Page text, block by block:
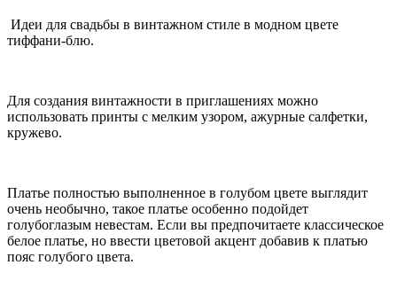
Идеи для свадьбы в винтажном стиле в модном цвете
тиффани-блю.
Для создания винтажности в приглашениях можно
использовать принты с мелким узором, ажурные салфетки,
кружево.
Платье полностью выполненное в голубом цвете выглядит
очень необычно, такое платье особенно подойдет
голубоглазым невестам. Если вы предпочитаете классическое
белое платье, но ввести цветовой акцент добавив к платью
пояс голубого цвета.